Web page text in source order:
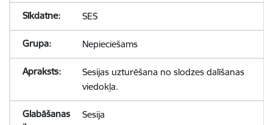
SES
Nepieciešams
Sesijas uzturēšana no slodzes dalīšanas
viedokļa.
Sesija